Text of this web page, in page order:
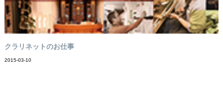
クラリネットのお仕事
2015-03-10